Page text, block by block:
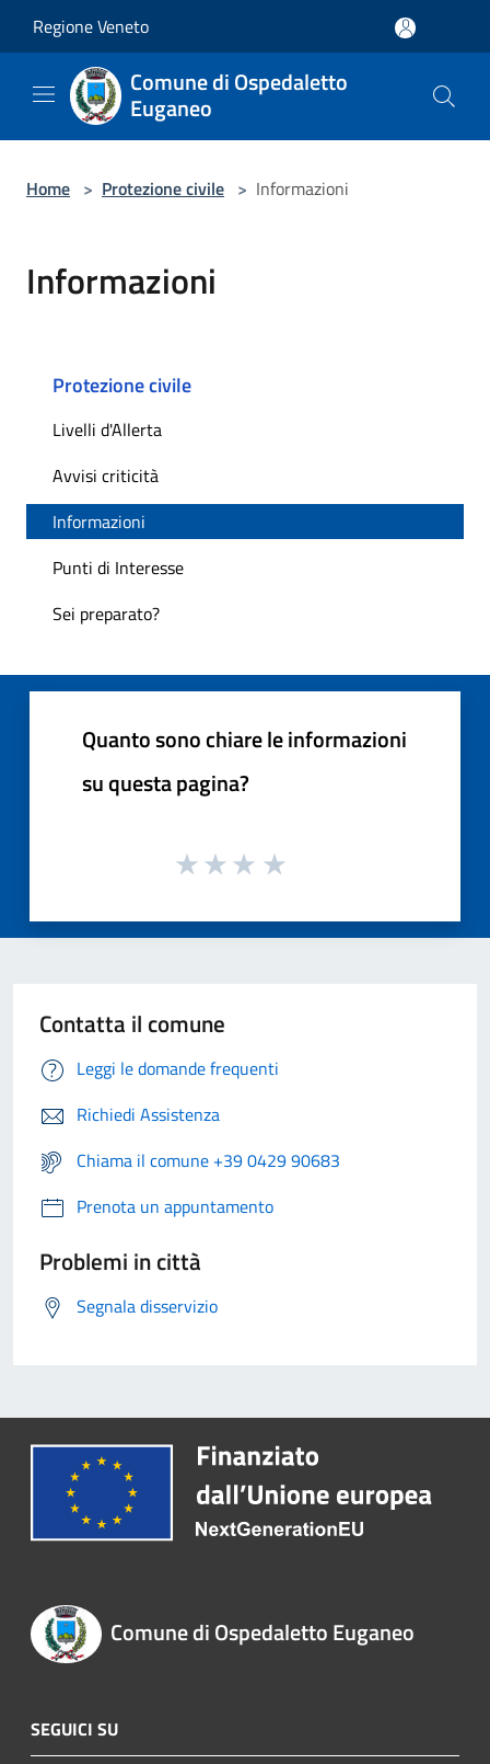
Regione Veneto
Comune di Ospedaletto
Euganeo
Home > Protezione civile > Informazioni
Informazioni
Protezione civile
Livelli d'Allerta
Avvisi criticità
Informazioni
Punti di Interesse
Sei preparato?
Quanto sono chiare le informazioni
su questa pagina?
Contatta il comune
Leggi le domande frequenti
Richiedi Assistenza
Chiama il comune +39 0429 90683
Prenota un appuntamento
Problemi in città
Segnala disservizio
Comune di Ospedaletto Euganeo
SEGUICI SU